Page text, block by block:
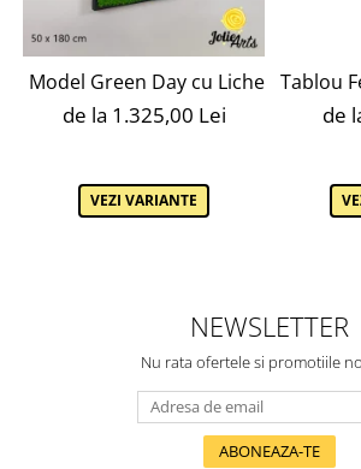
Model Green Day cu Licheni –
de la 1.325,00 Lei
VEZI VARIANTE
Tablou
de
NEWSLETTER
Nu rata ofertele si promotiile